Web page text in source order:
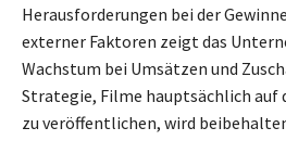
Herausforderungen bei der
externer Faktoren zeigt das
Wachstum bei Umsätzen und
Strategie, Filme hauptsächlich
zu veröffentlichen, wird